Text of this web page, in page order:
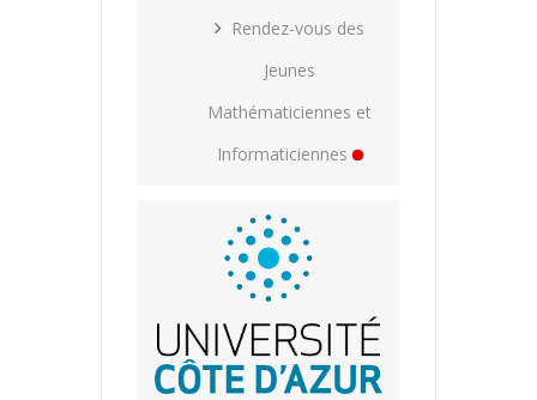
Rendez-vous des
Jeunes
Mathématiciennes et
Informaticiennes